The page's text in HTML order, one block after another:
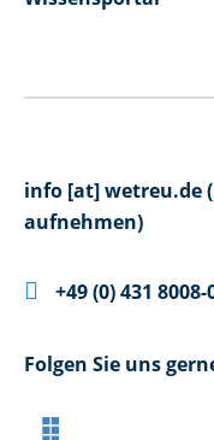
info [at]wetreu.de(
aufnehmen)
 +49 (0) 431 8008-
Folgen Sie uns